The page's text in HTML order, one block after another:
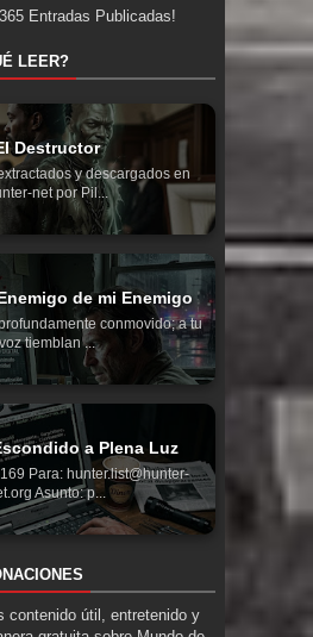
Entradas Publicadas!
LEER?
Destructor
y descargados en
net por Pil...
de mi Enemigo
conmovido; a tu
tiemblan ...
a Plena Luz
Para: hunter.list@hunter-
Asunto: p...
contenido útil, entretenido y